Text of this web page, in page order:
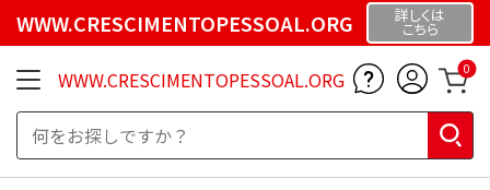
WWW.CRESCIMENTOPESSOAL.ORG 詳しくは
こちら
WWW.CRESCIMENTOPESSOAL.ORG 0